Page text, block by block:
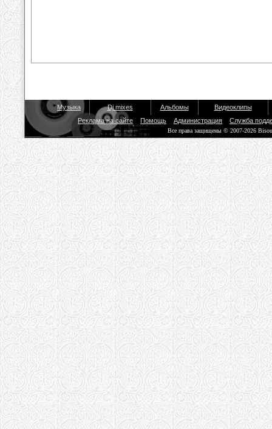
Музыка Dj mixes Альбомы
Видеоклипы
Реклама на сайте
Помощь Администрация Служба
Все права защищены © 2007-2026